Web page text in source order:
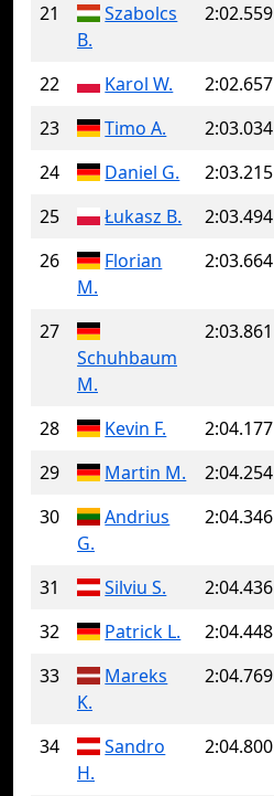
21
Szabolcs
B.
2:02.559
22 Karol W. 2:02.657
23
Timo A. 2:03.034
24
Daniel G. 2:03.215
25
Łukasz B. 2:03.494
26
Florian
M.
2:03.664
27
Schuhbaum
M.
2:03.861
28 Kevin F. 2:04.177
29
Martin M. 2:04.254
30
Andrius
G.
2:04.346
31 Silviu S. 2:04.436
32
Patrick L. 2:04.448
33
Mareks
K.
2:04.769
34
Sandro
H.
2:04.800